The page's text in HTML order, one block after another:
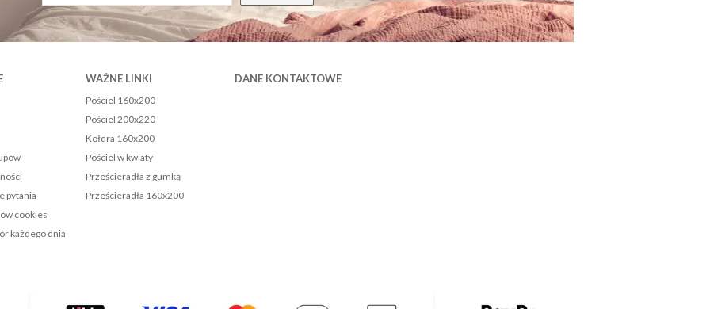
pytania
cookies
każdego dnia
WAŻNE LINKI
Pościel 160x200
Pościel 200x220
Kołdra 160x200
Pościel w kwiaty
Prześcieradła z gumką
Prześcieradła 160x200
DANE KONTAKTOWE